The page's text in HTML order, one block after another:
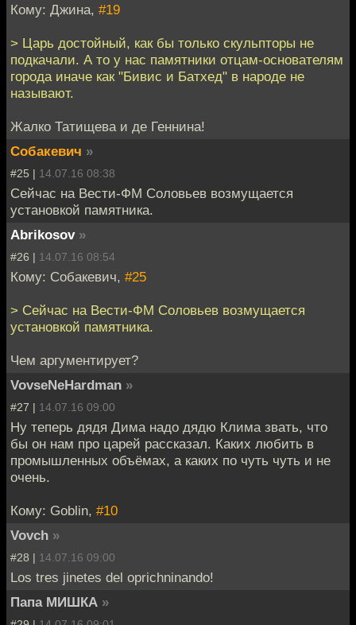
Кому: Джина, #19
> Царь достойный, как бы только скульпторы не
подкачали. А то у нас памятники отцам-основателям
города иначе как "Бивис и Батхед" в народе не
называют.
Жалко Татищева и де Геннина!
Собакевич »
#25 | 14.07.16 08:38
Сейчас на Вести-ФМ Соловьев возмущается
установкой памятника.
Abrikosov »
#26 | 14.07.16 08:54
Кому: Собакевич, #25
> Сейчас на Вести-ФМ Соловьев возмущается
установкой памятника.
Чем аргументирует?
VovseNeHardman »
#27 | 14.07.16 09:00
Ну теперь дядя Дима надо дядю Клима звать, что
бы он нам про царей рассказал. Каких любить в
промышленных объёмах, а каких по чуть чуть и не
очень.
Кому: Goblin, #10
Vovch »
#28 | 14.07.16 09:00
Los tres jinetes del oprichninando!
Папа МИШКА »